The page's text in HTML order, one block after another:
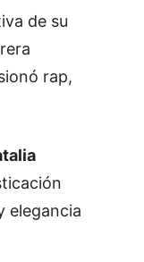
de su
rap,
elegancia